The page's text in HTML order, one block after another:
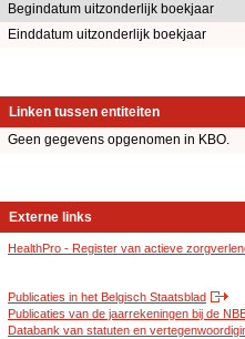
Begindatum uitzonderlijk boekjaar
Einddatum uitzonderlijk boekjaar
Linken tussen entiteiten
Geen gegevens opgenomen in KBO.
Externe links
HealthPro - Register van actieve
Publicaties in het Belgisch Staatsblad
Publicaties van de jaarrekeningen bij de
Databank van statuten en